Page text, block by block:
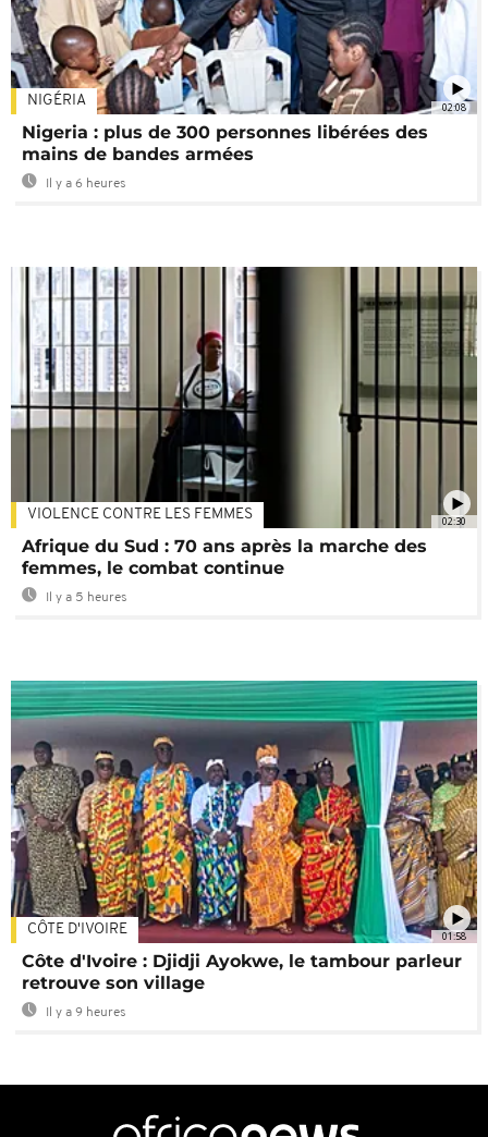
02:08
NIGÉRIA
Nigeria : plus de 300 personnes libérées des
mains de bandes armées
Il y a 6 heures
02:30
VIOLENCE CONTRE LES FEMMES
Afrique du Sud : 70 ans après la marche des
femmes, le combat continue
Il y a 5 heures
01:58
CÔTE D'IVOIRE
Côte d'Ivoire : Djidji Ayokwe, le tambour parleur
retrouve son village
Il y a 9 heures